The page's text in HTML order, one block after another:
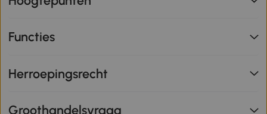
Functies
Herroepingsrecht
Groothandelsvraag